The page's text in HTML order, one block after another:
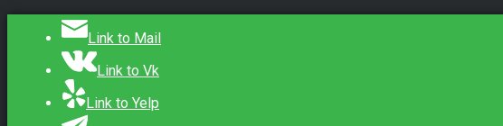
Link to Mail
Link to Vk
Link to Yelp